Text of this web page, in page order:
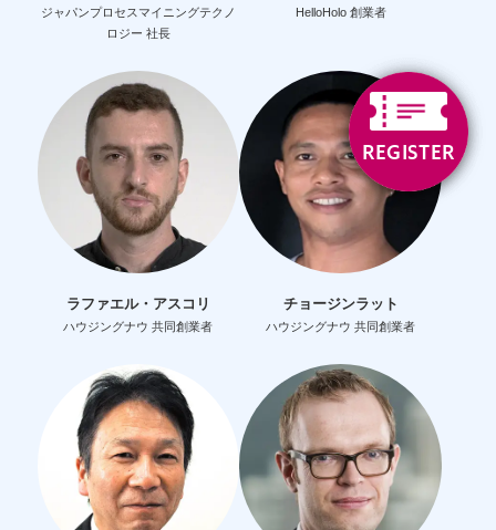
REGISTER
ジャパンプロセスマイニングテクノ
ロジー 社長
HelloHolo 創業者
ラファエル・アスコリ
ハウジングナウ 共同創業者
チョージンラット
ハウジングナウ 共同創業者